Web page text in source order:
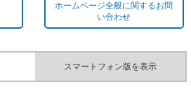
ホームページ全般に関するお問
い合わせ
スマートフォン版を表示